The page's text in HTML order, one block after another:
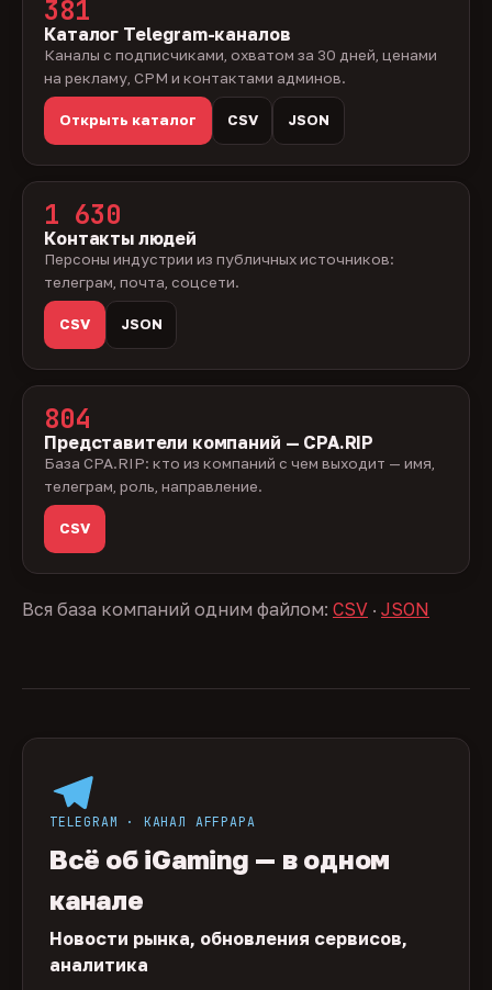
381
Каталог Telegram-каналов
Каналы с подписчиками, охватом за 30 дней, ценами
на рекламу, CPM и контактами админов.
Открыть каталог CSV JSON
1 630
Контакты людей
Персоны индустрии из публичных источников:
телеграм, почта, соцсети.
CSV JSON
804
Представители компаний — CPA.RIP
База CPA.RIP: кто из компаний с чем выходит — имя,
телеграм, роль, направление.
CSV
Вся база компаний одним файлом: CSV · JSON
TELEGRAM · КАНАЛ AFFPAPA
Всё об iGaming — в одном
канале
Новости рынка, обновления сервисов,
аналитика